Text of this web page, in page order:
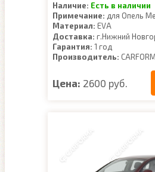
Наличие: Есть в наличии
Примечание: для Опель
Материал: EVA
Доставка: г.Нижний
Гарантия: 1 год
Производитель:
Цена: 2600 руб.